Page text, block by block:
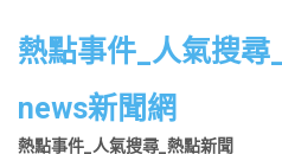
熱點事件_人氣搜
news新聞網
熱點事件_人氣搜尋_熱點新聞